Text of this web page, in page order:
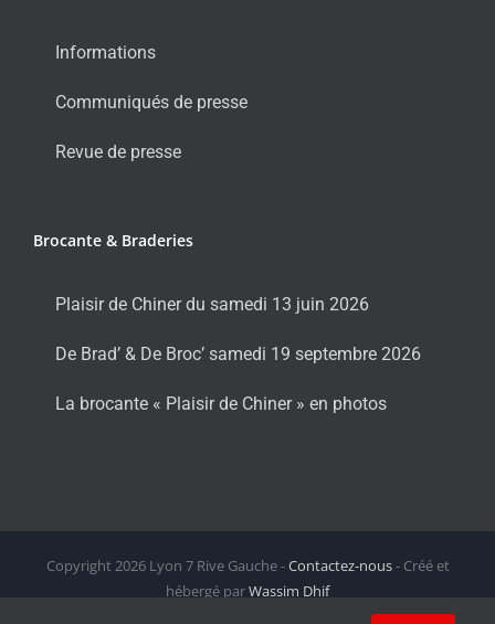
Informations
Communiqués de presse
Revue de presse
Brocante & Braderies
Plaisir de Chiner du samedi 13 juin 2026
De Brad’ & De Broc’ samedi 19 septembre 2026
La brocante « Plaisir de Chiner » en photos
Copyright 2026 Lyon 7 Rive Gauche -Contactez-nous- Créé et
hébergé parWassim Dhif